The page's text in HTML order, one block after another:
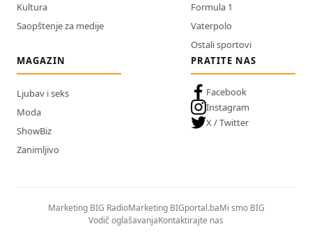
Kultura
Saopštenje za medije
Formula 1
Vaterpolo
Ostali sportovi
MAGAZIN
Ljubav i seks
Moda
ShowBiz
Zanimljivo
PRATITE NAS
Facebook
Instagram
X / Twitter
Marketing BIG RadioMarketing BIGportal.baMi smo BIG
Vodič oglašavanjaKontaktirajte nas